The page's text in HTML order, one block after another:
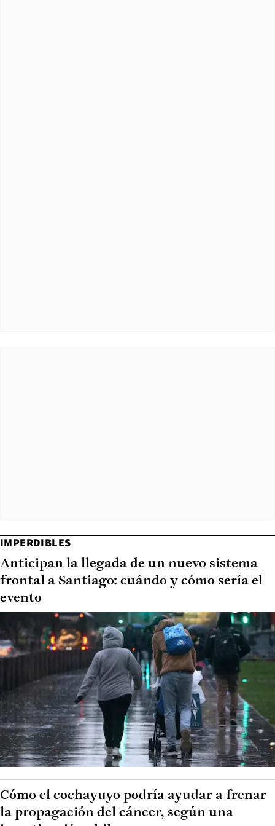
IMPERDIBLES
Anticipan la llegada de un nuevo sistema
frontal a Santiago: cuándo y cómo sería el
evento
Cómo el cochayuyo podría ayudar a frenar
la propagación del cáncer, según una